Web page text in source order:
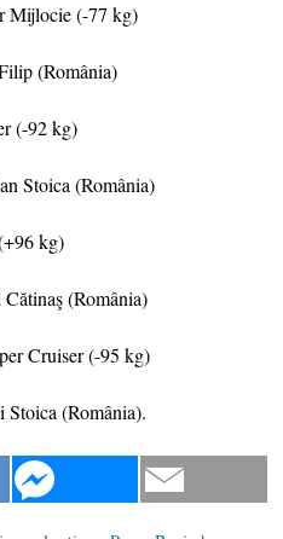
Mijlocie (-77 kg)
(România)
(-92 kg)
Stoica (România)
kg)
(România)
Cruiser (-95 kg)
(România).